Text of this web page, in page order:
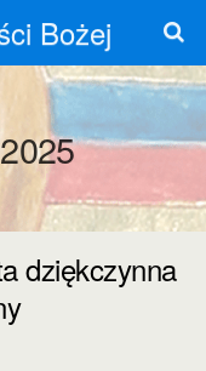
Bożej
dziękczynna